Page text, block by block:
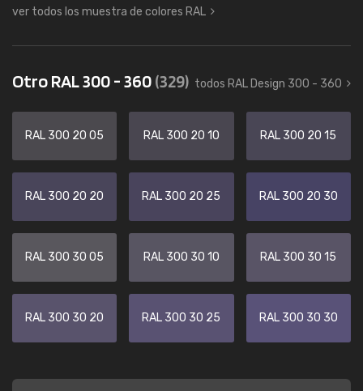
ver todos los muestra de colores RAL
Otro RAL 300 - 360(329) todos RAL Design 300 - 360
RAL 300 20 05 RAL 300 20 10 RAL 300 20 15
RAL 300 20 20 RAL 300 20 25 RAL 300 20 30
RAL 300 30 05 RAL 300 30 10 RAL 300 30 15
RAL 300 30 20 RAL 300 30 25 RAL 300 30 30